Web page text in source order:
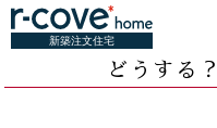
新築注文住宅
どうする